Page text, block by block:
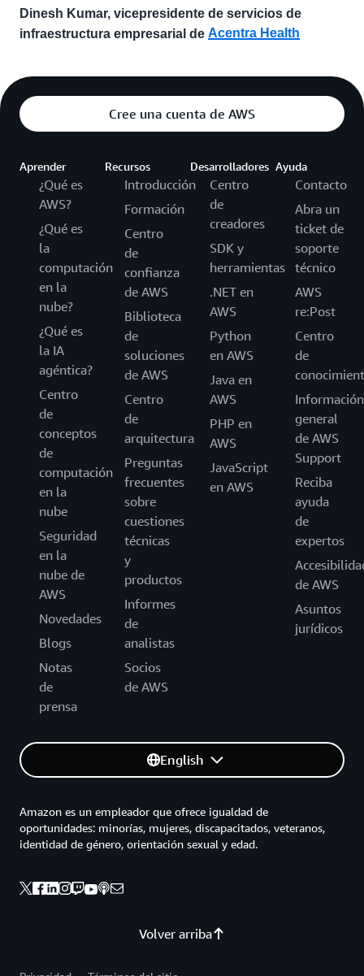
Dinesh Kumar, vicepresidente de servicios de
infraestructura empresarial de Acentra Health
Cree una cuenta de AWS
Aprender
¿Qué es
AWS?
¿Qué es
la
computación
en la
nube?
¿Qué es
la IA
agéntica?
Centro
de
conceptos
de
computación
en la
nube
Seguridad
en la
nube de
AWS
Novedades
Blogs
Notas
de
prensa
Recursos
Introducción
Formación
Centro
de
confianza
de AWS
Biblioteca
de
soluciones
de AWS
Centro
de
arquitectura
Preguntas
frecuentes
sobre
cuestiones
técnicas
y
productos
Informes
de
analistas
Socios
de AWS
Desarrolladores
Centro
de
creadores
SDK y
herramientas
.NET en
AWS
Python
en AWS
Java en
AWS
PHP en
AWS
JavaScript
en AWS
Ayuda
Contacto
Abra un
ticket de
soporte
técnico
AWS
re:Post
Centro
de
Información
general
de AWS
Support
Reciba
ayuda
de
expertos
de AWS
Asuntos
jurídicos
English
Volver arriba
Amazon es un empleador que ofrece igualdad de
oportunidades: minorías, mujeres, discapacitados, veteranos,
identidad de género, orientación sexual y edad.